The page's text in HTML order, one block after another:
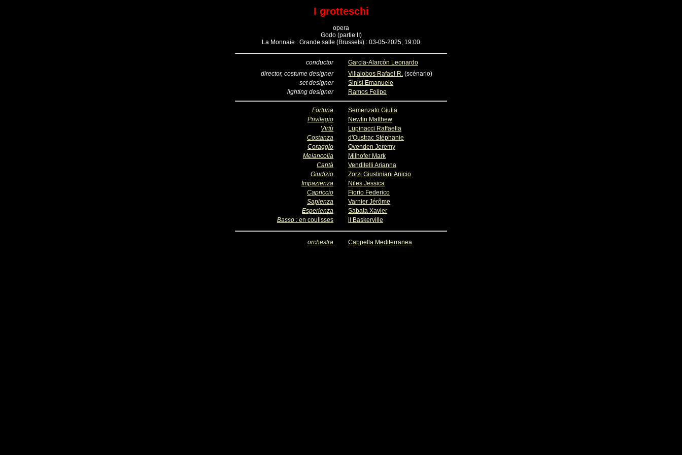
I grotteschi
opera
Godo (partie II)
La Monnaie : Grande salle (Brussels) : 03-05-2025, 19:00
conductor
Garcia-Alarcón Leonardo
director, costume designer
Villalobos Rafael R. (scénario)
set designer
Sinisi Emanuele
lighting designer
Ramos Felipe
Fortuna
Semenzato Giulia
Privilegio
Newlin Matthew
Virtù
Lupinacci Raffaella
Costanza
d'Oustrac Stéphanie
Coraggio
Ovenden Jeremy
Melancolia
Milhofer Mark
Carità
Venditelli Arianna
Giudizio
Zorzi Giustiniani Anicio
Impazienza
Niles Jessica
Capriccio
Fiorio Federico
Sapienza
Varnier Jérôme
Esperienza
Sabata Xavier
Basso : en coulisses il Baskerville
orchestra Cappella Mediterranea